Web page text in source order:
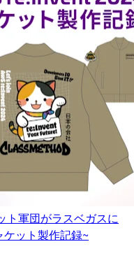
ト軍団がラスベガスに
ット製作記録~